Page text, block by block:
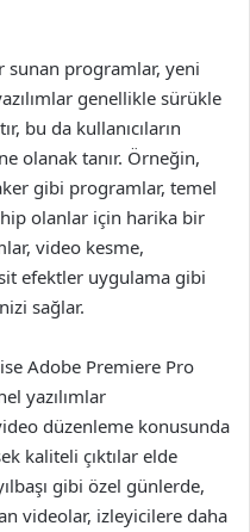
sunan programlar, yeni
genellikle sürükle
bu da kullanıcıların
olanak tanır. Örneğin,
gibi programlar, temel
olanlar için harika bir
video kesme,
efektler uygulama gibi
sağlar.
Adobe Premiere Pro
yazılımlar
düzenleme konusunda
kaliteli çıktılar elde
gibi özel günlerde,
videolar, izleyicilere daha